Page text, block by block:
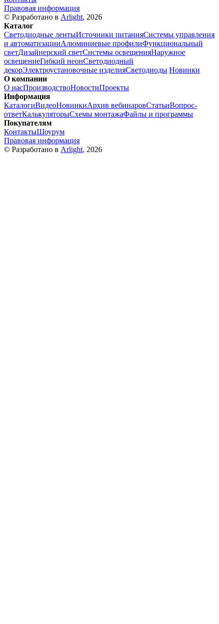
Правовая информация
© Разработано в Arlight, 2026
Каталог
Светодиодные лентыИсточники питанияСистемы управления
и автоматизацииАлюминиевые профилиФункциональный
светДизайнерский светСистемы освещенияНаружное
освещениеГибкий неонСветодиодный
декорЭлектроустановочные изделияСветодиоды Новинки
О компании
О насПроизводствоНовостиПроекты
Информация
КаталогиВидеоНовинкиАрхив вебинаровСтатьиВопрос-
ответКалькуляторыСхемы монтажаФайлы и программы
Покупателям
КонтактыШоурум
Правовая информация
© Разработано в Arlight, 2026